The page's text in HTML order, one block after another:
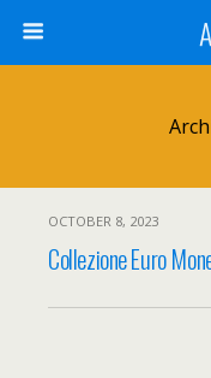
OCTOBER 8, 2023
Collezione Euro